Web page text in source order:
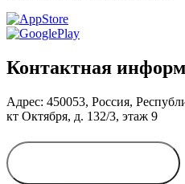
Контактная
Адрес: 450053, Россия,
кт Октября, д. 132/3, этаж 9